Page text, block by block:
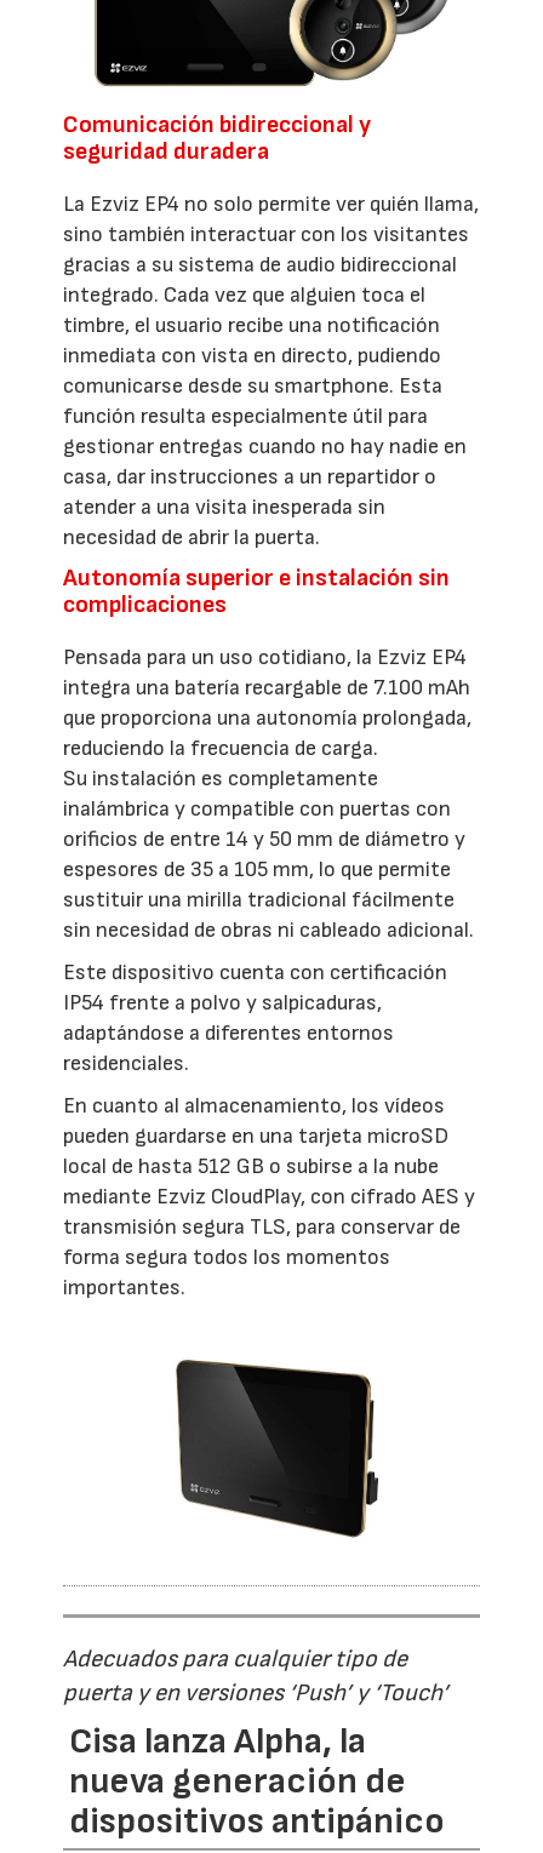
Comunicación bidireccional y
seguridad duradera
La Ezviz EP4 no solo permite ver quién llama,
sino también interactuar con los visitantes
gracias a su sistema de audio bidireccional
integrado. Cada vez que alguien toca el
timbre, el usuario recibe una notificación
inmediata con vista en directo, pudiendo
comunicarse desde su smartphone. Esta
función resulta especialmente útil para
gestionar entregas cuando no hay nadie en
casa, dar instrucciones a un repartidor o
atender a una visita inesperada sin
necesidad de abrir la puerta.
Autonomía superior e instalación sin
complicaciones
Pensada para un uso cotidiano, la Ezviz EP4
integra una batería recargable de 7.100 mAh
que proporciona una autonomía prolongada,
reduciendo la frecuencia de carga.
Su instalación es completamente
inalámbrica y compatible con puertas con
orificios de entre 14 y 50 mm de diámetro y
espesores de 35 a 105 mm, lo que permite
sustituir una mirilla tradicional fácilmente
sin necesidad de obras ni cableado adicional.
Este dispositivo cuenta con certificación
IP54 frente a polvo y salpicaduras,
adaptándose a diferentes entornos
residenciales.
En cuanto al almacenamiento, los vídeos
pueden guardarse en una tarjeta microSD
local de hasta 512 GB o subirse a la nube
mediante Ezviz CloudPlay, con cifrado AES y
transmisión segura TLS, para conservar de
forma segura todos los momentos
importantes.
Adecuados para cualquier tipo de
puerta y en versiones ‘Push’ y ‘Touch’
Cisa lanza Alpha, la
nueva generación de
dispositivos antipánico